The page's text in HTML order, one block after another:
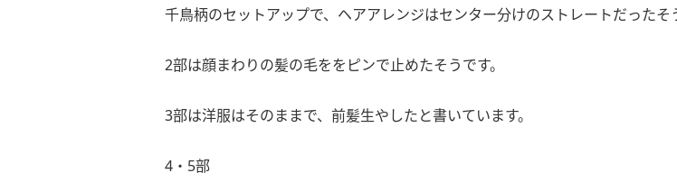
千鳥柄のセットアップで、ヘアアレンジはセンター分けのストレートだったそ
2部は顔まわりの髪の毛ををピンで止めたそうです。
3部は洋服はそのままで、前髪生やしたと書いています。
4・5部